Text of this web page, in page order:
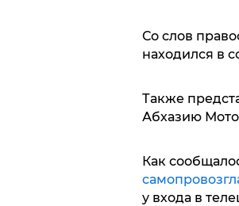
Со слов
находился в
Также
Абхазию
Как
у входа в